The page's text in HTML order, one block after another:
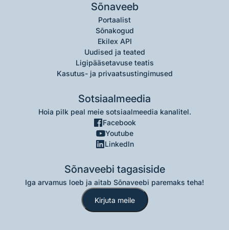
Sõnaveeb
Portaalist
Sõnakogud
Ekilex API
Uudised ja teated
Ligipääsetavuse teatis
Kasutus- ja privaatsustingimused
Sotsiaalmeedia
Hoia pilk peal meie sotsiaalmeedia kanalitel.
Facebook
Youtube
LinkedIn
Sõnaveebi tagasiside
Iga arvamus loeb ja aitab Sõnaveebi paremaks teha!
Kirjuta meile